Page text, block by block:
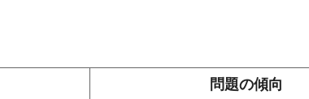
問題の傾向